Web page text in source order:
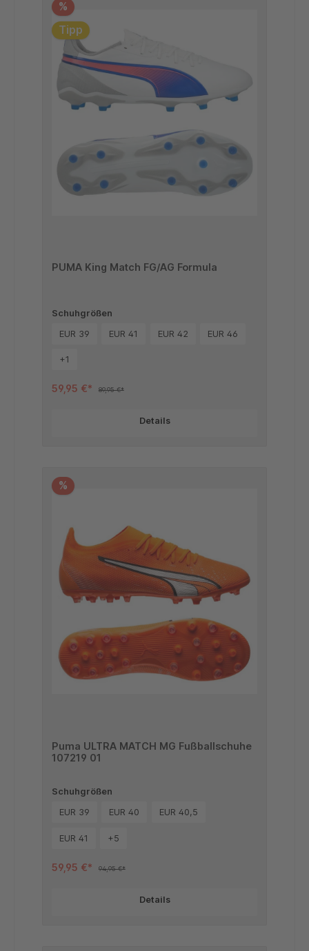
%
Tipp
PUMA King Match FG/AG Formula
Schuhgrößen
EUR 39
EUR 41 EUR 42 EUR 46
+1
59,95 €* 89,95 €*
Details
%
Puma ULTRA MATCH MG Fußballschuhe
107219 01
Schuhgrößen
EUR 39
EUR 40 EUR 40,5
EUR 41 +5
59,95 €* 94,95 €*
Details